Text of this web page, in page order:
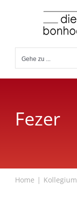
Gehe zu ...
Fezer
Home Kollegium